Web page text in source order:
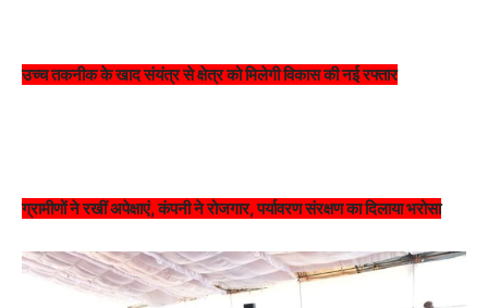
उच्च तकनीक के खाद संयंत्र से क्षेत्र को मिलेगी विकास की नई रफ्तार
ग्रामीणों ने रखीं अपेक्षाएं, कंपनी ने रोजगार, पर्यावरण संरक्षण का दिलाया भरोसा